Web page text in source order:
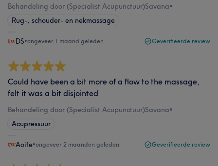
Behandeling door (Specialist Acupunctuur)Savana•
Rug-, schouder- en nekmassage
DS•ongeveer 1 maand geleden Geverifieerde review
Could have been a bit more of a flow to the massage,
felt it was a bit disjointed
Behandeling door (Specialist Acupunctuur)Savana•
Acupressuur
Aoife•ongeveer 2 maanden geleden Geverifieerde review